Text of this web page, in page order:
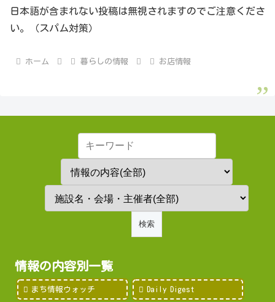
日本語が含まれない投稿は無視されますのでご注意くださ
い。（スパム対策）
ホーム 暮らしの情報 お店情報
情報の内容別一覧
まち情報ウォッチ Daily Digest